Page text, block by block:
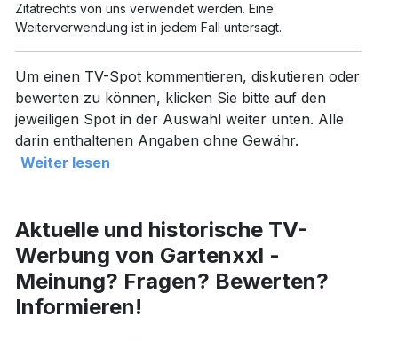
Zitatrechts von uns verwendet werden. Eine
Weiterverwendung ist in jedem Fall untersagt.
Um einen TV-Spot kommentieren, diskutieren oder
bewerten zu können, klicken Sie bitte auf den
jeweiligen Spot in der Auswahl weiter unten. Alle
darin enthaltenen Angaben ohne Gewähr.
Weiter lesen
Aktuelle und historische TV-
Werbung von Gartenxxl -
Meinung? Fragen? Bewerten?
Informieren!